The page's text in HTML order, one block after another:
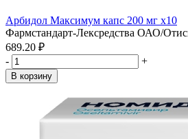
Арбидол Максимум капс 200 мг x10
Фармстандарт-Лексредства ОАО/
689.20 ₽
-
+
В корзину